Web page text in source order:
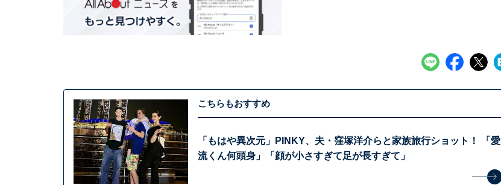
こちらもおすすめ
「もはや異次元」PINKY、夫・窪塚洋介らと家族旅行ショット！ 「愛
流くん何頭身」「顔が小さすぎて足が長すぎて」